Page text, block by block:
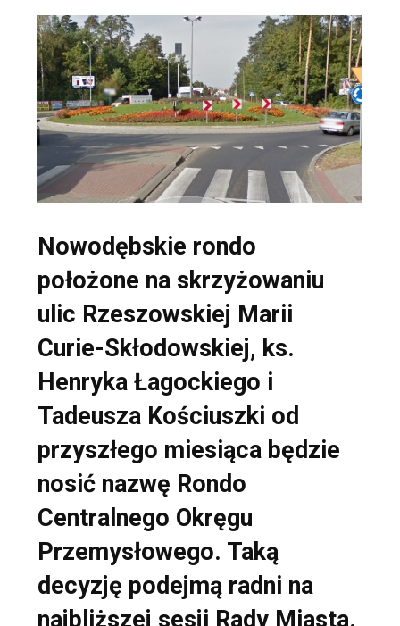
Nowodębskie rondo
położone na skrzyżowaniu
ulic Rzeszowskiej Marii
Curie-Skłodowskiej, ks.
Henryka Łagockiego i
Tadeusza Kościuszki od
przyszłego miesiąca będzie
nosić nazwę Rondo
Centralnego Okręgu
Przemysłowego. Taką
decyzję podejmą radni na
najbliższej sesji Rady Miasta.